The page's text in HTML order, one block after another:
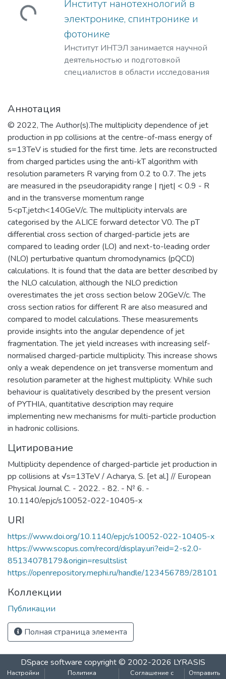
профессиональная ориентация
школьников и студентов в избранной
области знаний, формирование
способностей и навыков
профессионального самоопределения
и профессионального саморазвития.
(фундаментальной) базовой
подготовки студентов бакалавриата и
специалитета; поддержка и развитие у
студентов стремления к осознанному
продолжению обучения в институтах
(САЕ и др.) и на факультетах
Университета; обеспечение
преемственности образовательных
программ общего среднего и высшего
образования; обеспечение высокого
качества довузовской подготовки
учащихся Предуниверситария и школ-
партнеров НИЯУ МИФИ за счет
интеграции основного и
дополнительного образования;
учебно-методическое руководство
общеобразовательными кафедрами
Института, осуществляющими
подготовку бакалавров и специалистов
по социо-гуманитарным,
общепрофессиональным и
естественнонаучным дисциплинам,
обеспечение единства требований к
базовой подготовке студентов в рамках
крупных научно-образовательных
направлений (областей знаний).
материаловедения, физики
элементарных частиц, астрофизики и
космофизики.
Институт нанотехнологий в
электронике, спинтронике и
фотонике
Институт ИНТЭЛ занимается научной
деятельностью и подготовкой
специалистов в области исследования
базы электроники гражданского и
специального назначения, а также
построения современных приборов на
её основе.
​Наша основная цель – это создание и
развитие научно-образовательного
центра мирового уровня в области
наноструктурных материалов и
устройств электроники, спинтроники,
фотоники, а также создание
эффективной инновационной среды в
области СВЧ-электронной и
радиационно-стойкой компонентной
базы, источников ТГц излучения,
ионно-кластерных технологий
материалов.​
Аннотация
© 2022, The Author(s).The multiplicity dependence of jet
production in pp collisions at the centre-of-mass energy of
s=13TeV is studied for the first time. Jets are reconstructed
from charged particles using the anti-kT algorithm with
resolution parameters R varying from 0.2 to 0.7. The jets
are measured in the pseudorapidity range | ηjet| < 0.9 - R
and in the transverse momentum range
5<pT,jetch<140GeV/c. The multiplicity intervals are
categorised by the ALICE forward detector V0. The pT
differential cross section of charged-particle jets are
compared to leading order (LO) and next-to-leading order
(NLO) perturbative quantum chromodynamics (pQCD)
calculations. It is found that the data are better described by
the NLO calculation, although the NLO prediction
overestimates the jet cross section below 20GeV/c. The
cross section ratios for different R are also measured and
compared to model calculations. These measurements
provide insights into the angular dependence of jet
fragmentation. The jet yield increases with increasing self-
normalised charged-particle multiplicity. This increase shows
only a weak dependence on jet transverse momentum and
resolution parameter at the highest multiplicity. While such
behaviour is qualitatively described by the present version
of PYTHIA, quantitative description may require
implementing new mechanisms for multi-particle production
in hadronic collisions.
Цитирование
Multiplicity dependence of charged-particle jet production in
pp collisions at √s=13TeV / Acharya, S. [et al.] // European
Physical Journal C. - 2022. - 82. - № 6. -
10.1140/epjc/s10052-022-10405-x
URI
https://www.doi.org/10.1140/epjc/s10052-022-10405-x
https://www.scopus.com/record/display.uri?eid=2-s2.0-
85134078179&origin=resultslist
https://openrepository.mephi.ru/handle/123456789/28101
Коллекции
Публикации
Полная страница элемента
DSpace software copyright © 2002-2026 LYRASIS
Настройки
Политика
Соглашение с
Отправить